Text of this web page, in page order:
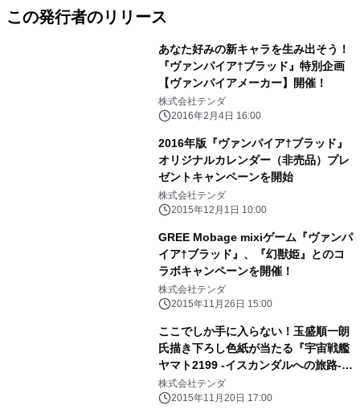
この発行者のリリース
あなた好みの新キャラを生み出そう！
『ヴァンパイア†ブラッド』特別企画
【ヴァンパイアメーカー】開催！
株式会社テンダ
2016年2月4日 16:00
2016年版『ヴァンパイア†ブラッド』
オリジナルカレンダー（非売品）プレ
ゼントキャンペーンを開始
株式会社テンダ
2015年12月1日 10:00
GREE Mobage mixiゲーム『ヴァンパ
イア†ブラッド』、『幻獣姫』とのコ
ラボキャンペーンを開催！
株式会社テンダ
2015年11月26日 15:00
ここでしか手に入らない！玉盛順一朗
氏描き下ろし色紙が当たる『宇宙戦艦
ヤマト2199 -イスカンダルへの旅路-』
mixiゲーム限定“リアルガチャ”実施！
株式会社テンダ
2015年11月20日 17:00